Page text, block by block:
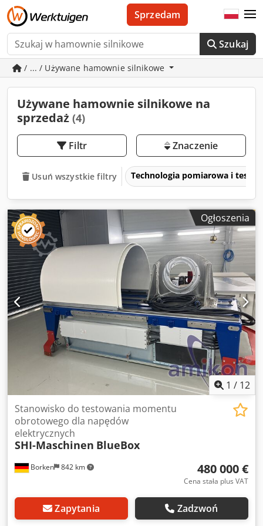
Szukaj
Sprzedam
/ ... / Używane hamownie silnikowe
Używane hamownie silnikowe na
sprzedaż (4)
Filtr Znaczenie
Usuń wszystkie filtry Technologia pomiarowa i
Ogłoszenia
1 / 12
Borken 842 km
Stanowisko do testowania momentu
obrotowego dla napędów
elektrycznych
SHI-Maschinen BlueBox
480 000 €
Cena stała plus VAT
Zapytania Zadzwoń